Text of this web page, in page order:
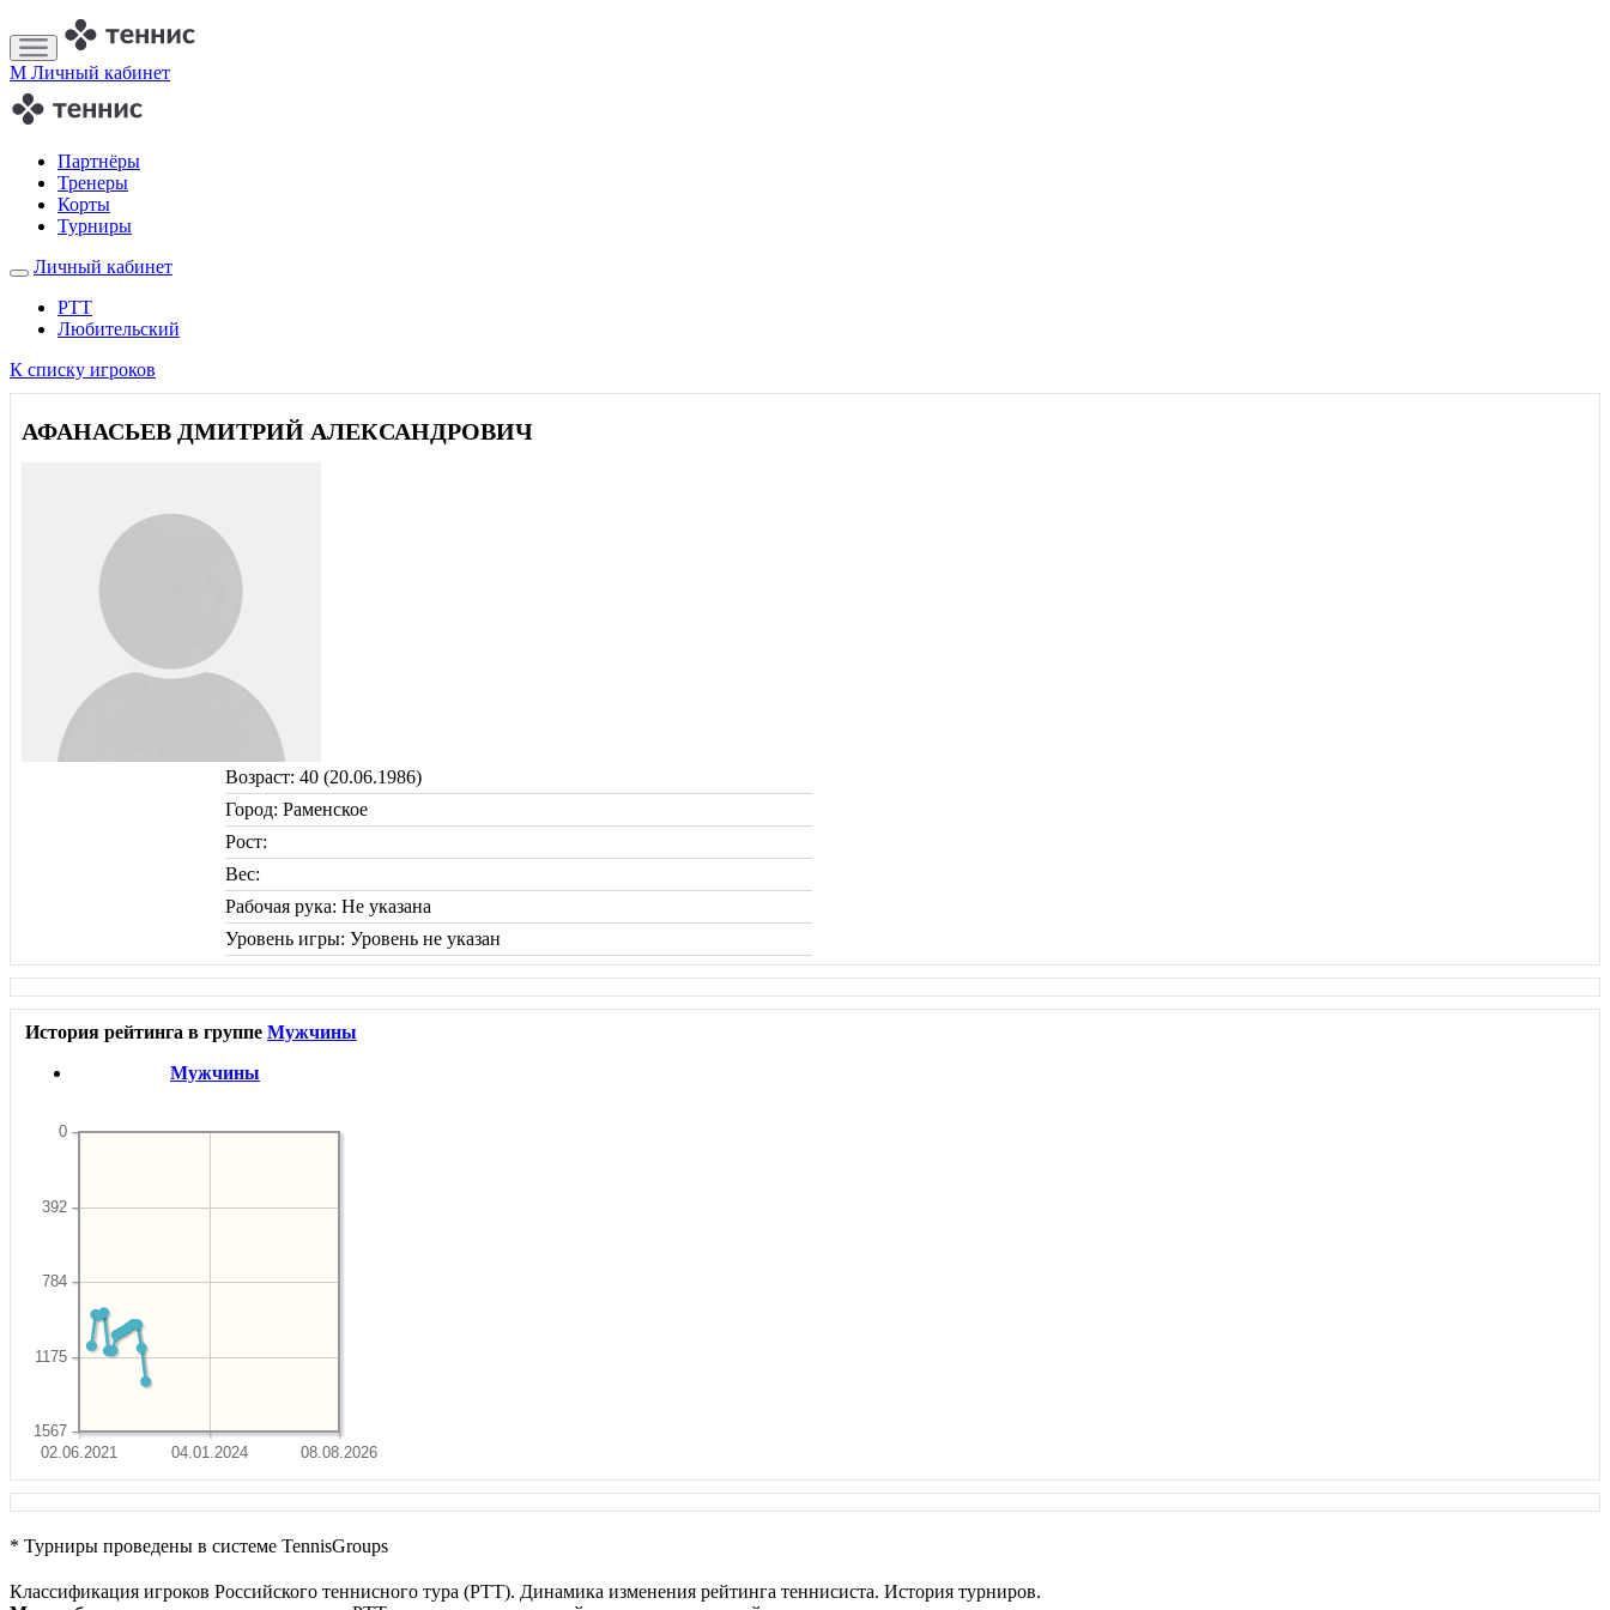
M Личный кабинет
Партнёры
Тренеры
Корты
Турниры
Личный кабинет
РТТ
Любительский
К списку игроков
АФАНАСЬЕВ ДМИТРИЙ АЛЕКСАНДРОВИЧ
Возраст: 40 (20.06.1986)
Город: Раменское
Рост:
Вес:
Рабочая рука: Не указана
Уровень игры: Уровень не указан
История рейтинга в группе Мужчины
Мужчины
02.06.2021 04.01.2024 08.08.2026
1567
1175
784
392
0
* Турниры проведены в системе TennisGroups
Классификация игроков Российского теннисного тура (РТТ). Динамика изменения рейтинга теннисиста. История турниров.